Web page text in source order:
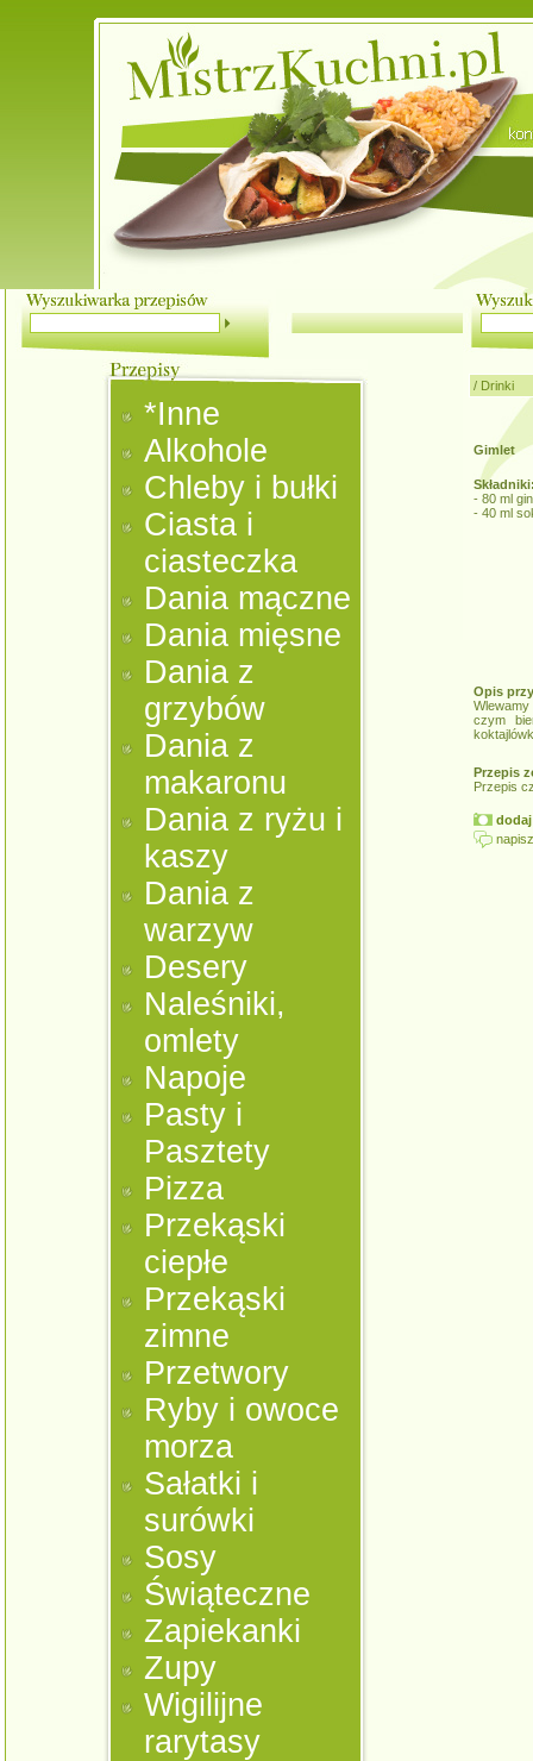
*Inne
Alkohole
Chleby i bułki
Ciasta i
ciasteczka
Dania mączne
Dania mięsne
Dania z
grzybów
Dania z
makaronu
Dania z ryżu i
kaszy
Dania z
warzyw
Desery
Naleśniki,
omlety
Napoje
Pasty i
Pasztety
Pizza
Przekąski
ciepłe
Przekąski
zimne
Przetwory
Ryby i owoce
morza
Sałatki i
surówki
Sosy
Świąteczne
Zapiekanki
Zupy
Wigilijne
rarytasy
/ Drinki
Gimlet
- 80 ml
- 40 ml
Opis
czym
Przepis
Przepis